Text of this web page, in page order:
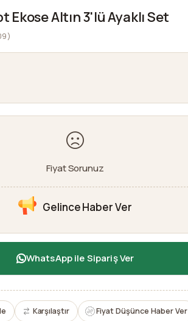
Ekose Altın 3'lü Ayaklı Set
Fiyat Sorunuz
Gelince Haber Ver
WhatsApp ile Sipariş Ver
Karşılaştır Fiyat Düşünce Haber Ver